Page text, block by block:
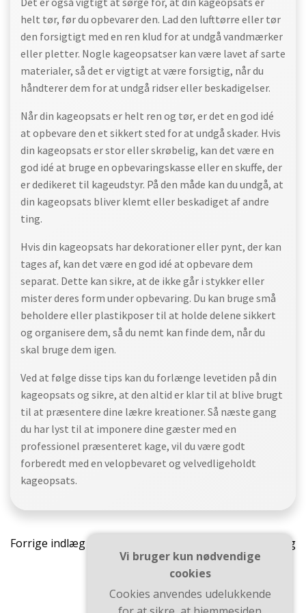
helt tør, før du opbevarer den. Lad den lufttørre eller tør
den forsigtigt med en ren klud for at undgå vandmærker
eller pletter. Nogle kageopsatser kan være lavet af sarte
materialer, så det er vigtigt at være forsigtig, når du
håndterer dem for at undgå ridser eller beskadigelser.
Når din kageopsats er helt ren og tør, er det en god idé
at opbevare den et sikkert sted for at undgå skader. Hvis
din kageopsats er stor eller skrøbelig, kan det være en
god idé at bruge en opbevaringskasse eller en skuffe, der
er dedikeret til kageudstyr. På den måde kan du undgå, at
din kageopsats bliver klemt eller beskadiget af andre
ting.
Hvis din kageopsats har dekorationer eller pynt, der kan
tages af, kan det være en god idé at opbevare dem
separat. Dette kan sikre, at de ikke går i stykker eller
mister deres form under opbevaring. Du kan bruge små
beholdere eller plastikposer til at holde delene sikkert
og organisere dem, så du nemt kan finde dem, når du
skal bruge dem igen.
Ved at følge disse tips kan du forlænge levetiden på din
kageopsats og sikre, at den altid er klar til at blive brugt
til at præsentere dine lækre kreationer. Så næste gang
du har lyst til at imponere dine gæster med en
professionel præsenteret kage, vil du være godt
forberedt med en velopbevaret og velvedligeholdt
kageopsats.
Indlægsnavigation
Forrige indlæg
Næste indlæg
Vi bruger kun nødvendige
cookies
Cookies anvendes udelukkende